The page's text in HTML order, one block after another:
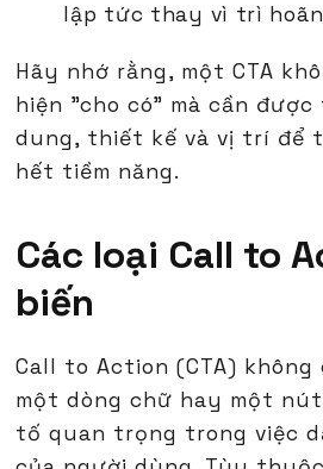
lập tức thay vì trì
Hãy nhớ rằng, một CTA
hiện "cho có" mà cần
dung, thiết kế và vị trí để
hết tiềm năng.
Các loại Call to
biến
Call to Action (CTA)
một dòng chữ hay một nút
tố quan trọng trong việc